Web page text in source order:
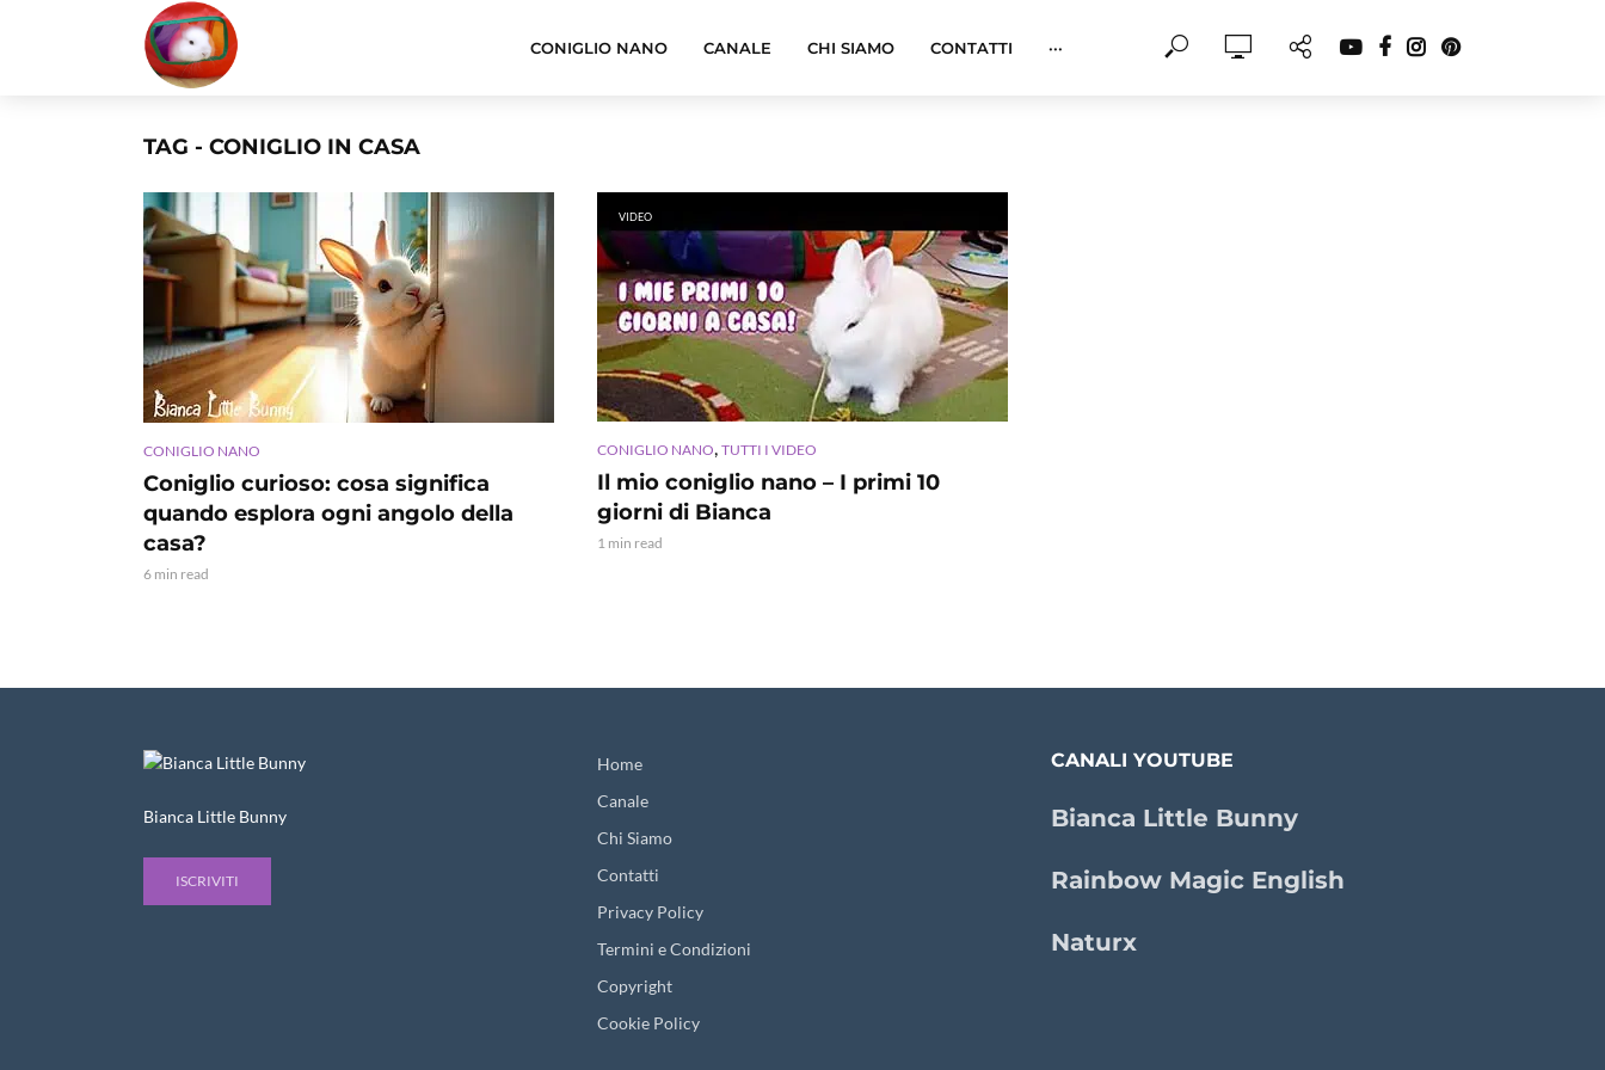
CONIGLIO NANO CANALE CHI SIAMO CONTATTI ···
TAG - CONIGLIO IN CASA
CONIGLIO NANO
Coniglio curioso: cosa significa
quando esplora ogni angolo della
casa?
6 min read
VIDEO
CONIGLIO NANO, TUTTI I VIDEO
Il mio coniglio nano – I primi 10
giorni di Bianca
1 min read
Bianca Little Bunny
ISCRIVITI
Home
Canale
Chi Siamo
Contatti
Privacy Policy
Termini e Condizioni
Copyright
Cookie Policy
CANALI YOUTUBE
Bianca Little Bunny
Rainbow Magic English
Naturx